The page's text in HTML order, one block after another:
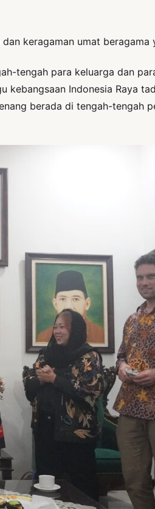
keragaman umat
tengah para keluarga dan
Indonesia Raya
berada di tengah-tengah